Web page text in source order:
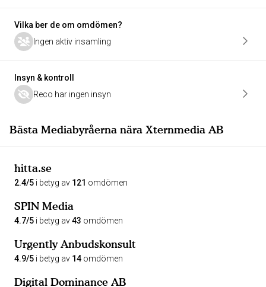
Vilka ber de om omdömen?
Ingen aktiv insamling
Insyn & kontroll
Reco har ingen insyn
Bästa Mediabyråerna nära Xternmedia AB
hitta.se
2.4/5 i betyg av 121 omdömen
SPIN Media
4.7/5 i betyg av43 omdömen
Urgently Anbudskonsult
4.9/5 i betyg av 14 omdömen
Digital Dominance AB